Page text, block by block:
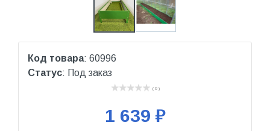
Код товара: 60996
Статус: Под заказ
( 0 )
1 639 ₽